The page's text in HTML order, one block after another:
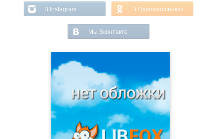
В Instagram В Одноклассниках
Мы Вконтакте